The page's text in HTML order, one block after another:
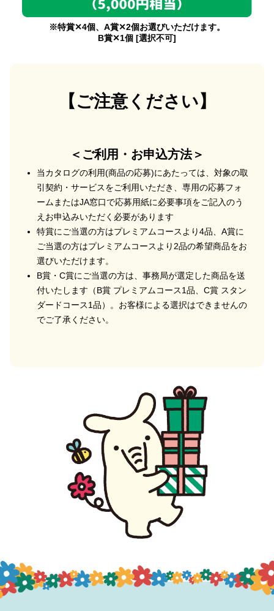
※特賞✕4個、A賞✕2個お選びいただけます。
B賞✕1個 [選択不可]
【ご注意ください】
＜ご利用・お申込方法＞
当カタログの利用(商品の応募)にあたっては、対象の取
引契約・サービスをご利用いただき、専用の応募フォ
ームまたはJA窓口で応募用紙に必要事項をご記入のう
えお申込みいただく必要があります
特賞にご当選の方はプレミアムコースより4品、A賞に
ご当選の方はプレミアムコースより2品の希望商品をお
選びいただけます。
B賞・C賞にご当選の方は、事務局が選定した商品を送
付いたします（B賞 プレミアムコース1品、C賞 スタン
ダードコース1品）。お客様による選択はできませんの
でご了承ください。
天候不順により収獲状況に著しい影響が発生した場
合、もしくは出品JAによる品切れ・製造中止の場合
は、カタログの中から別商品をお選び直していただく
場合もございます。
商品のお届けは北海道内に限らせていただきます。
自然環境保護のため、簡易包装を推進しております。
＜おことわり＞
商品のリニューアルや原材料事情等により、写真に記
載されているパッケージデザインや、商品規格等の記